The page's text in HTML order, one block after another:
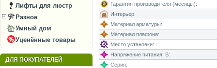
Лифты для люстр
Разное
Умный дом
Уценённые товары
ДЛЯ ПОКУПАТЕЛЕЙ
Гарантия производителя (месяцы):
Интерьер:
Материал арматуры:
Материал плафона:
Место установки:
Напряжение питания, В:
Серия: